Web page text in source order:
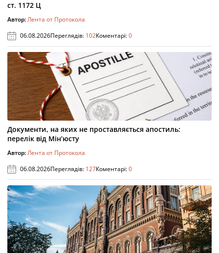
ст. 1172 Ц
Автор:Лента от Протокола
06.08.2026Переглядів: 102Коментарі:0
Документи, на яких не проставляється апостиль:
перелік від Мін’юсту
Автор:Лента от Протокола
06.08.2026Переглядів: 127Коментарі:0